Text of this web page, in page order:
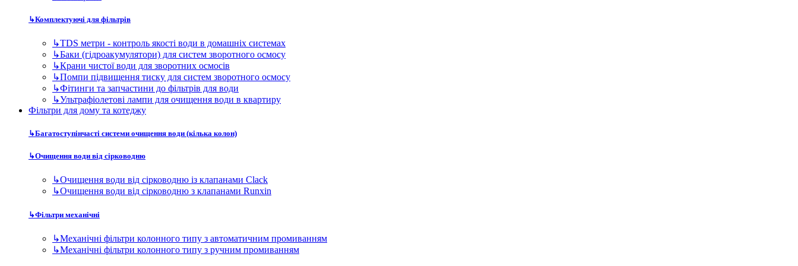
↳Очищення води від сірководню із клапанами Clack
↳Очищення води від сірководню з клапанами Runxin
Фільтри механічні
↳Механічні фільтри колонного типу з автоматичним промиванням
↳Фільтри пом'якшувачві колонного типу
↳Фільтр сорбційного очищення води з керуючими клапанами Runxin